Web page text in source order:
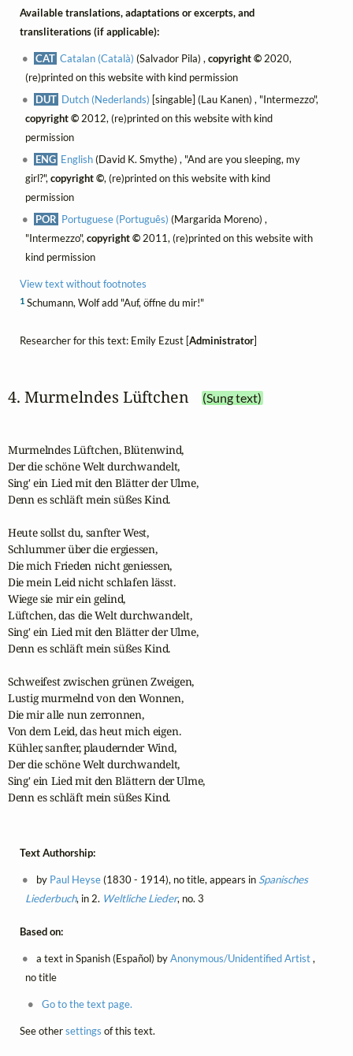
Available translations, adaptations or excerpts, and
transliterations (if applicable):
CAT Catalan (Català) (Salvador Pila) ,copyright © 2020,
(re)printed on this website with kind permission
DUT Dutch (Nederlands) [singable] (Lau Kanen) , "Intermezzo",
copyright ©2012, (re)printed on this website with kind
permission
ENG English(David K. Smythe) , "And are you sleeping, my
girl?", copyright ©, (re)printed on this website with kind
permission
POR Portuguese (Português) (Margarida Moreno) ,
"Intermezzo", copyright ©2011, (re)printed on this website with
kind permission
View text without footnotes
1Schumann, Wolf add "Auf, öffne du mir!"
Researcher for this text: Emily Ezust [Administrator]
4. Murmelndes Lüftchen (Sung text)
Murmelndes Lüftchen, Blütenwind,
Der die schöne Welt durchwandelt,
Sing' ein Lied mit den Blätter der Ulme,
Denn es schläft mein süßes Kind.
Heute sollst du, sanfter West,
Schlummer über die ergiessen,
Die mich Frieden nicht geniessen,
Die mein Leid nicht schlafen lässt.
Wiege sie mir ein gelind,
Lüftchen, das die Welt durchwandelt,
Sing' ein Lied mit den Blätter der Ulme,
Denn es schläft mein süßes Kind.
Schweifest zwischen grünen Zweigen,
Lustig murmelnd von den Wonnen,
Die mir alle nun zerronnen,
Von dem Leid, das heut mich eigen.
Kühler, sanfter, plaudernder Wind,
Der die schöne Welt durchwandelt,
Sing' ein Lied mit den Blättern der Ulme,
Denn es schläft mein süßes Kind.
Text Authorship:
by Paul Heyse(1830 - 1914), no title, appears in Spanisches
Liederbuch, in 2. Weltliche Lieder, no. 3
Based on:
a text in Spanish (Español) byAnonymous/Unidentified Artist,
no title
Go to the text page.
See othersettings of this text.